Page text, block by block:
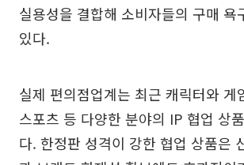
실용성을 결합해 소비자들의 구매 욕
있다.
실제 편의점업계는 최근 캐릭터와 게
스포츠 등 다양한 분야의 IP 협업 상
다. 한정판 성격이 강한 협업 상품은